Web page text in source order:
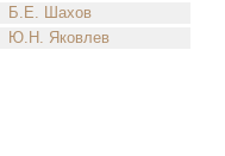
Б.Е. Шахов
Ю.Н. Яковлев